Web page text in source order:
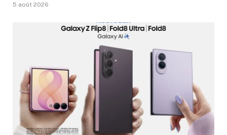
5 août 2026